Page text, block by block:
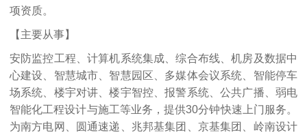
项资质。
【主要从事】
安防监控工程 、计算机系统集成、综合布线、机房及数据中
心建设、智慧城市、智慧园区、多媒体会议系统、智能停车
场系统、楼宇对讲、楼宇智控、报警系统、公共广播、弱电
智能化工程设计与施工等业务，提供30分钟快速上门服务。
为南方电网、圆通速递、兆邦基集团、京基集团、岭南设计